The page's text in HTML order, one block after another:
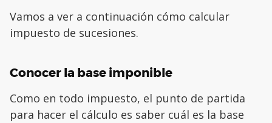
Vamos a ver a continuación cómo calcular
impuesto de sucesiones.
Conocer la base imponible
Como en todo impuesto, el punto de partida
para hacer el cálculo es saber cuál es la base